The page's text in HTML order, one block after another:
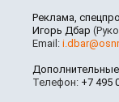
Реклама,
Игорь Дбар
Email:
Телефон: +7 495